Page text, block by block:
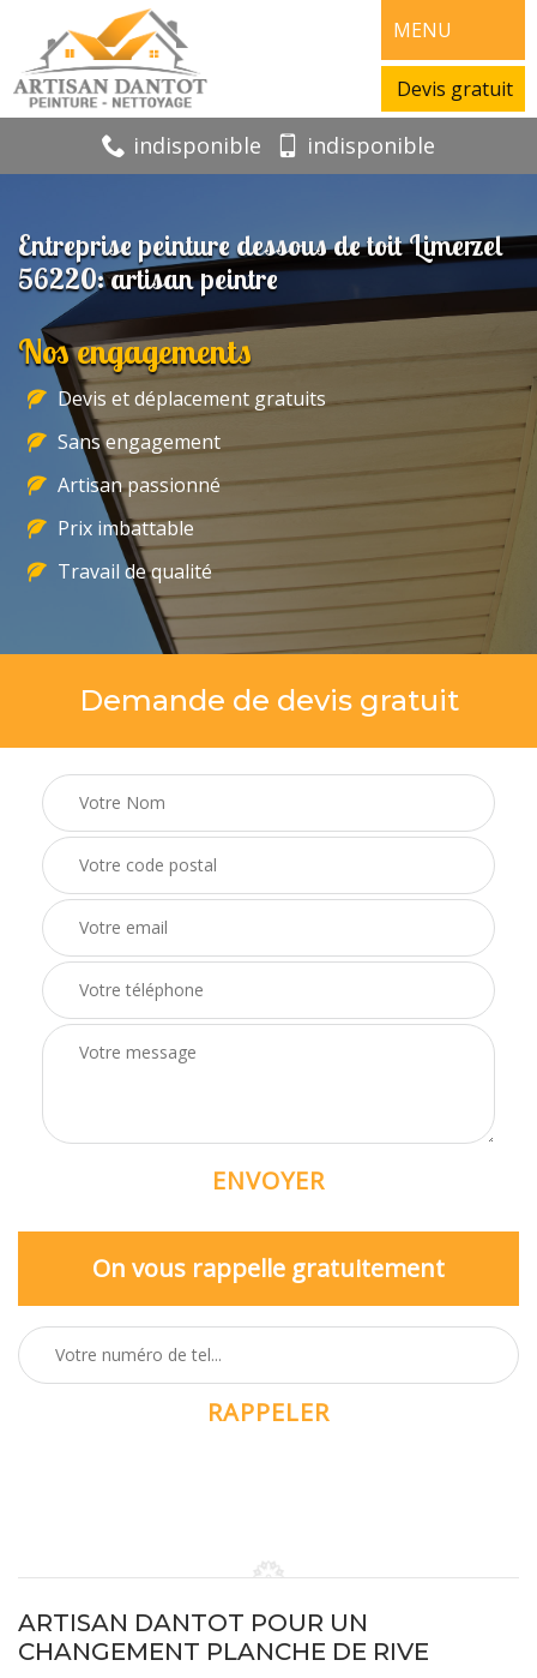
MENU
Devis gratuit
indisponible indisponible
Entreprise peinture dessous de toit Limerzel
56220: artisan peintre
Nos engagements
Devis et déplacement gratuits
Sans engagement
Artisan passionné
Prix imbattable
Travail de qualité
Demande de devis gratuit
On vous rappelle gratuitement
ARTISAN DANTOT POUR UN
CHANGEMENT PLANCHE DE RIVE